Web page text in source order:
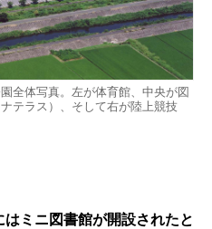
全体写真。左が体育館、中央が図
テラス）、そして右が陸上競技
ミニ図書館が開設されたと